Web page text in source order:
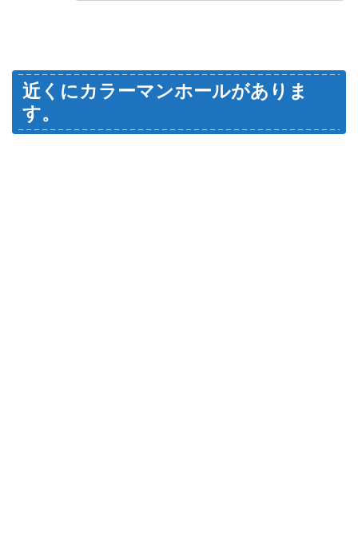
近くにカラーマンホールがありま
す。